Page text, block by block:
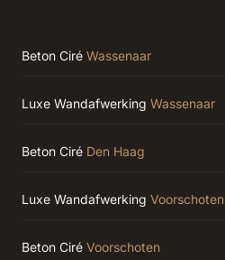
Beton Ciré Wassenaar
Luxe Wandafwerking Wassenaar
Beton Ciré Den Haag
Luxe Wandafwerking Voorschoten
Beton Ciré Voorschoten